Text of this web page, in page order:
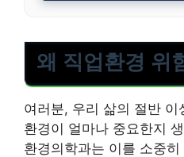
왜 직업환경 위
여러분, 우리 삶의 절반 이
환경이 얼마나 중요한지
환경의학과는 이를 소중